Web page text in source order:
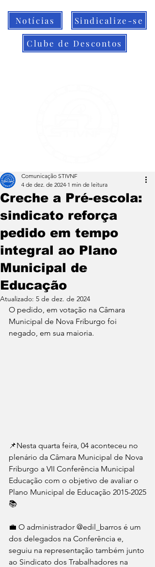
Notícias Sindicalize-se
Clube de Descontos
Creche a Pré-escola:
sindicato reforça
pedido em tempo
integral ao Plano
Municipal de
Educação
Comunicação STIVNF
4 de dez. de 2024 1 min de leitura
Atualizado: 5 de dez. de 2024
O pedido, em votação na Câmara
Municipal de Nova Friburgo foi
negado, em sua maioria.
📌Nesta quarta feira, 04 aconteceu no
plenário da Câmara Municipal de Nova
Friburgo a VII Conferência Municipal
Educação com o objetivo de avaliar o
Plano Municipal de Educação 2015-2025
📚
💼 O administrador @edil_barros é um
dos delegados na Conferência e,
seguiu na representação também junto
ao Sindicato dos Trabalhadores na